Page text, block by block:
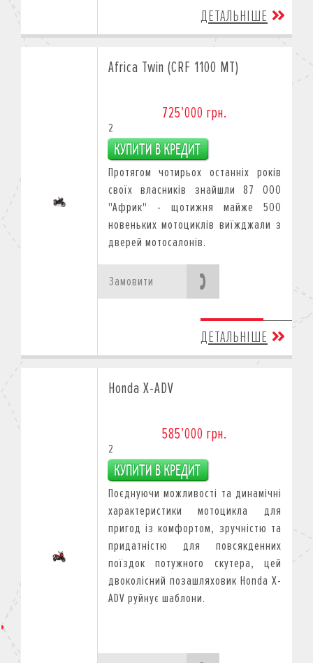
ДЕТАЛЬНІШЕ
Africa Twin (CRF 1100 MT)
725’000 грн.
2
Протягом чотирьох останніх років
своїх власників знайшли 87 000
"Африк" - щотижня майже 500
новеньких мотоциклів виїжджали з
дверей мотосалонів.
Замовити
ДЕТАЛЬНІШЕ
Honda X-ADV
585’000 грн.
2
Поєднуючи можливості тa динамічні
характеристики мотоцикла для
пригод із комфортом, зручністю тa
придатністю для повсякденних
поїздок потужного скутера, цей
двоколісний позашляховик Honda X-
ADV руйнує шаблони.